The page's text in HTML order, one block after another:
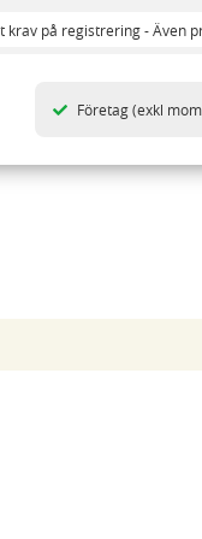
krav på registrering - Även
Företag(exkl